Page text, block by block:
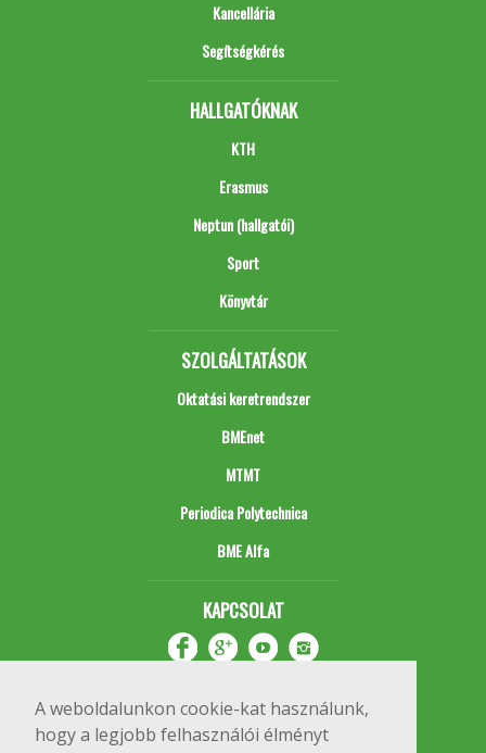
A weboldalunkon cookie-kat használunk,
hogy a legjobb felhasználói élményt
Kancellária
Segítségkérés
HALLGATÓKNAK
KTH
Erasmus
Neptun (hallgatói)
Sport
Könyvtár
SZOLGÁLTATÁSOK
Oktatási keretrendszer
BMEnet
MTMT
Periodica Polytechnica
BME Alfa
KAPCSOLAT